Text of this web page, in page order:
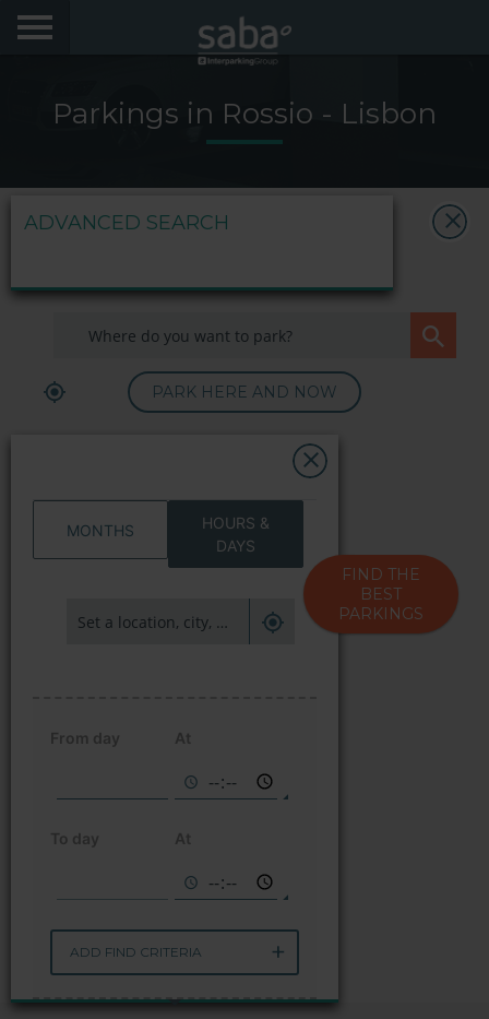
Parkings in Rossio - Lisbon
ADVANCED SEARCH
PARK HERE AND NOW
HOURS &
DAYS
MONTHS
From day At
To day At
ADD FIND CRITERIA
FIND THE
BEST
PARKINGS